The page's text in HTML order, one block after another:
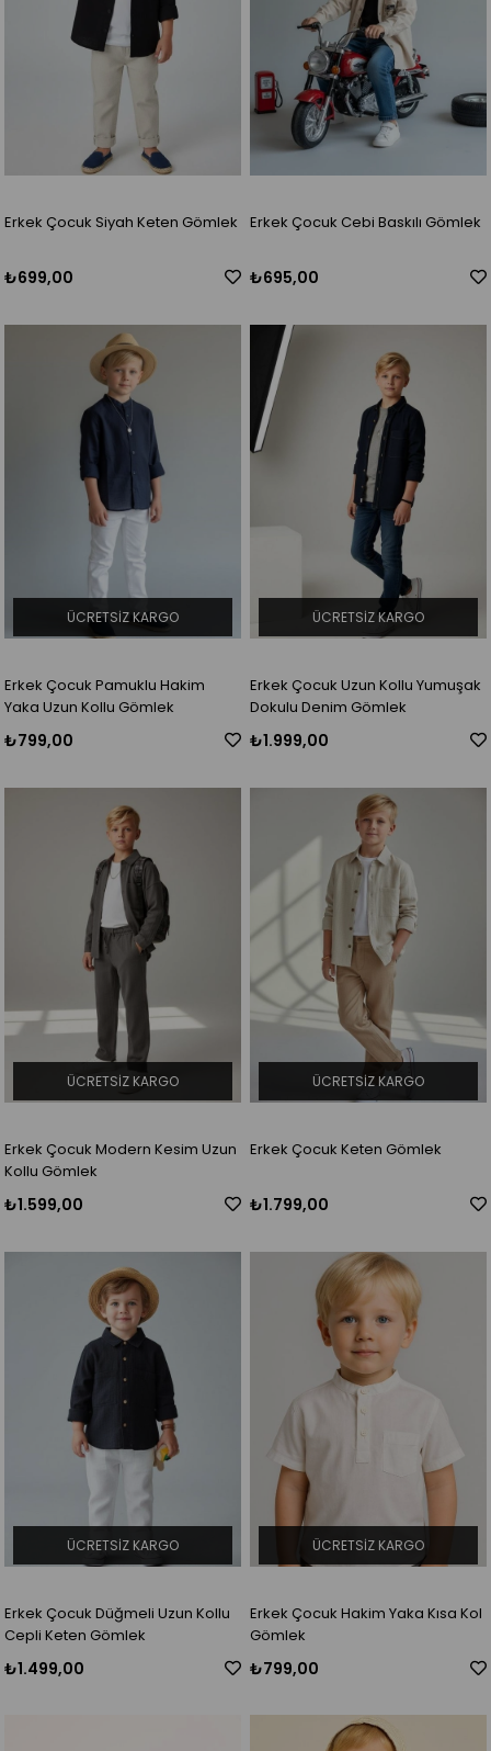
Erkek Çocuk Siyah Keten Gömlek
₺699,00
Erkek Çocuk Cebi Baskılı Gömlek
₺695,00
Erkek Çocuk Pamuklu Hakim
Yaka Uzun Kollu Gömlek
₺799,00
ÜCRETSIZ KARGO
Erkek Çocuk Uzun Kollu Yumuşak
Dokulu Denim Gömlek
₺1.999,00
ÜCRETSIZ KARGO
Erkek Çocuk Modern Kesim Uzun
Kollu Gömlek
₺1.599,00
ÜCRETSIZ KARGO
Erkek Çocuk Keten Gömlek
₺1.799,00
ÜCRETSIZ KARGO
Erkek Çocuk Düğmeli Uzun Kollu
Cepli Keten Gömlek
₺1.499,00
ÜCRETSIZ KARGO
Erkek Çocuk Hakim Yaka Kısa Kol
Gömlek
₺799,00
ÜCRETSIZ KARGO